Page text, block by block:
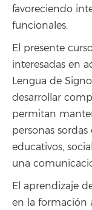
favoreciendo
funcionales.
El presente
interesadas en
Lengua de
desarrollar
permitan
personas
educativos,
una
El aprendizaje
en la formación